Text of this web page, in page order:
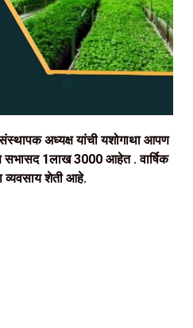
अध्यक्ष यांची यशोगाथा आपण
1लाख 3000 आहेत . वार्षिक
व्यवसाय शेती आहे.